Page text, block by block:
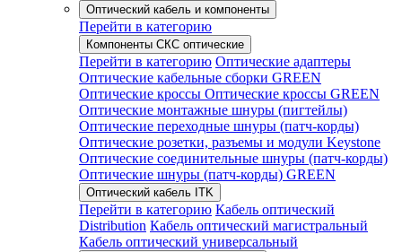
Оптический кабель и компоненты
Перейти в категорию
Компоненты СКС оптические
Перейти в категорию Оптические адаптеры
Оптические кабельные сборки GREEN
Оптические кроссы Оптические кроссы GREEN
Оптические монтажные шнуры (пигтейлы)
Оптические переходные шнуры (патч-корды)
Оптические розетки, разъемы и модули Keystone
Оптические соединительные шнуры (патч-корды)
Оптические шнуры (патч-корды) GREEN
Оптический кабель ITK
Перейти в категорию Кабель оптический
Distribution Кабель оптический магистральный
Кабель оптический универсальный